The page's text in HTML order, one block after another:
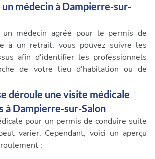
médecin à Dampierre-sur-
un médecin agréé pour le permis de
à un retrait, vous pouvez suivre les
afin d'identifier les professionnels
de votre lieu d'habitation ou de
déroule une visite médicale
à Dampierre-sur-Salon
pour un permis de conduire suite
varier. Cependant, voici un aperçu
: